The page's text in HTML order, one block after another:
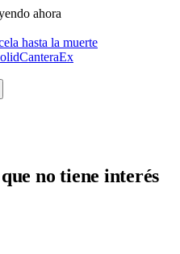
ahora
hasta la muerte
CanteraEx
no tiene interés